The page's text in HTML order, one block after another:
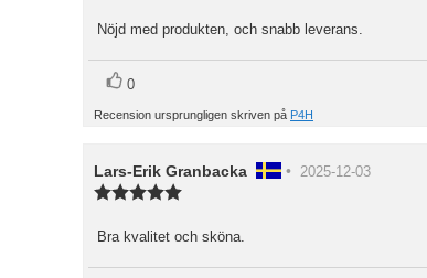
5
Recensionstext:
Nöjd med produkten, och snabb leverans.
Rösta
0
Recension ursprungligen skriven på P4H
Recensionsförfattare:
Lars-Erik Granbacka • Recensionsdatum:
2025-12-03
5
Recensionstext:
Bra kvalitet och sköna.